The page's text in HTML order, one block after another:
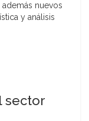
nuevos
y análisis
sector